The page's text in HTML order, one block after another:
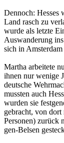
Dennoch: Hesses
Land rasch zu
wurde als letzte
Auswanderung
sich in
Martha arbeitete
ihnen nur wenige
deutsche
mussten auch
wurden sie
gebracht, von
Personen) zu­rück
gen-Belsen